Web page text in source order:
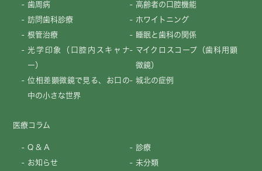
歯周病
高齢者の口腔機能
訪問歯科診療
ホワイトニング
根管治療
睡眠と歯科の関係
光学印象（口腔内スキャナ
ー）
マイクロスコープ（歯科用顕
微鏡）
位相差顕微鏡で見る、お口の
中の小さな世界
城北の症例
医療コラム
Q & A
診療
お知らせ
未分類